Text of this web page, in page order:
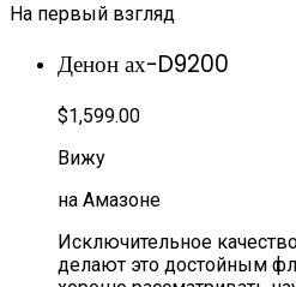
На первый взгляд
Денон ах-D9200
$1,599.00
Вижу
на Амазоне
Исключительное
делают это достойным